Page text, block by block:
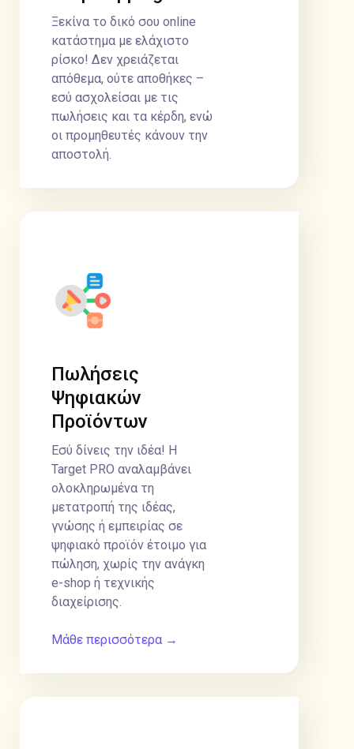
Ξεκίνα το δικό σου online
κατάστημα με ελάχιστο
ρίσκο! Δεν χρειάζεται
απόθεμα, ούτε αποθήκες –
εσύ ασχολείσαι με τις
πωλήσεις και τα κέρδη, ενώ
οι προμηθευτές κάνουν την
αποστολή.
Πωλήσεις
Ψηφιακών
Προϊόντων
Εσύ δίνεις την ιδέα! Η
Target PRO αναλαμβάνει
ολοκληρωμένα τη
μετατροπή της ιδέας,
γνώσης ή εμπειρίας σε
ψηφιακό προϊόν έτοιμο για
πώληση, χωρίς την ανάγκη
e-shop ή τεχνικής
διαχείρισης.
Μάθε περισσότερα →